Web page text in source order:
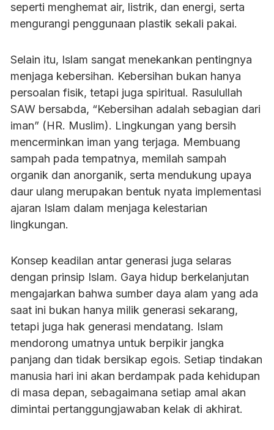
seperti menghemat air, listrik, dan energi, serta
mengurangi penggunaan plastik sekali pakai.
Selain itu, Islam sangat menekankan pentingnya
menjaga kebersihan. Kebersihan bukan hanya
persoalan fisik, tetapi juga spiritual. Rasulullah
SAW bersabda, “Kebersihan adalah sebagian dari
iman” (HR. Muslim). Lingkungan yang bersih
mencerminkan iman yang terjaga. Membuang
sampah pada tempatnya, memilah sampah
organik dan anorganik, serta mendukung upaya
daur ulang merupakan bentuk nyata implementasi
ajaran Islam dalam menjaga kelestarian
lingkungan.
Konsep keadilan antar generasi juga selaras
dengan prinsip Islam. Gaya hidup berkelanjutan
mengajarkan bahwa sumber daya alam yang ada
saat ini bukan hanya milik generasi sekarang,
tetapi juga hak generasi mendatang. Islam
mendorong umatnya untuk berpikir jangka
panjang dan tidak bersikap egois. Setiap tindakan
manusia hari ini akan berdampak pada kehidupan
di masa depan, sebagaimana setiap amal akan
dimintai pertanggungjawaban kelak di akhirat.